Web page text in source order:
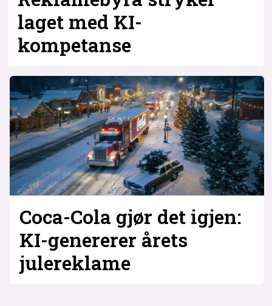
laget med KI-
kompetanse
Coca-Cola gjør det igjen:
KI-genererer årets
julereklame